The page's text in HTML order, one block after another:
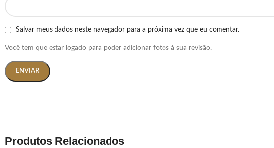
Salvar meus dados neste navegador para a próxima vez que eu comentar.
Você tem que estar logado para poder adicionar fotos à sua revisão.
Produtos Relacionados